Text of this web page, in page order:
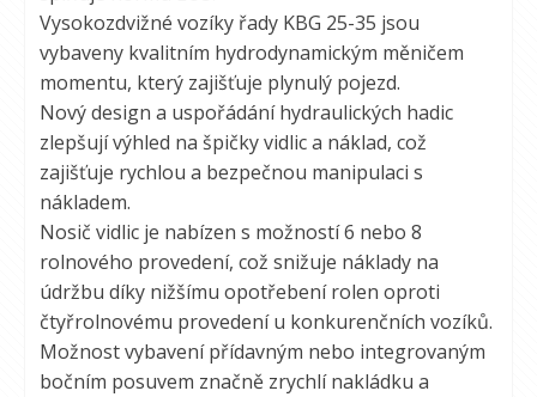
Vysokozdvižné vozíky řady KBG 25-35 jsou
vybaveny kvalitním hydrodynamickým měničem
momentu, který zajišťuje plynulý pojezd.
Nový design a uspořádání hydraulických hadic
zlepšují výhled na špičky vidlic a náklad, což
zajišťuje rychlou a bezpečnou manipulaci s
nákladem.
Nosič vidlic je nabízen s možností 6 nebo 8
rolnového provedení, což snižuje náklady na
údržbu díky nižšímu opotřebení rolen oproti
čtyřrolnovému provedení u konkurenčních vozíků.
Možnost vybavení přídavným nebo integrovaným
bočním posuvem značně zrychlí nakládku a